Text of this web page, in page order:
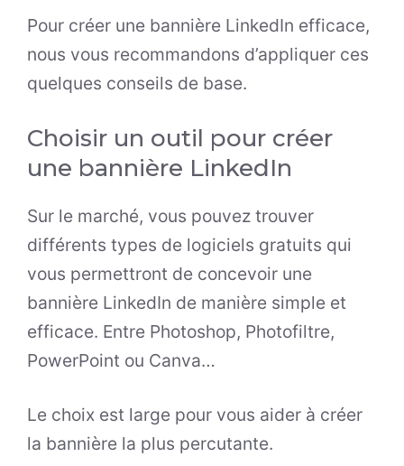
Pour créer une bannière LinkedIn efficace,
nous vous recommandons d’appliquer ces
quelques conseils de base.
Choisir un outil pour créer
une bannière LinkedIn
Sur le marché, vous pouvez trouver
différents types de logiciels gratuits qui
vous permettront de concevoir une
bannière LinkedIn de manière simple et
efficace. Entre Photoshop, Photofiltre,
PowerPoint ou Canva…
Le choix est large pour vous aider à créer
la bannière la plus percutante.